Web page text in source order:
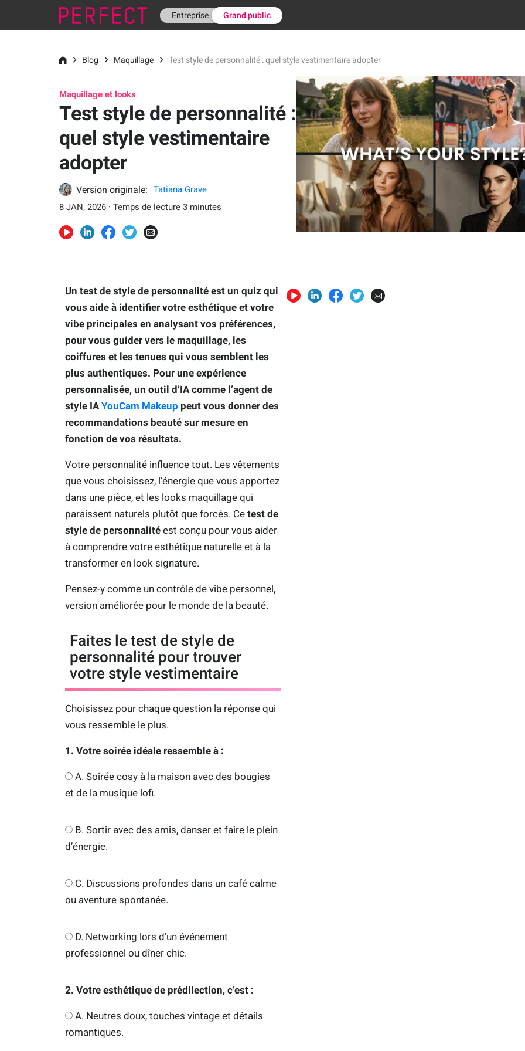
Entreprise Grand public
Blog Maquillage Test style de personnalité : quel style vestimentaire adopter
Maquillage et looks
Test style de personnalité :
quel style vestimentaire
adopter
Version originale:
Tatiana Grave
8 JAN, 2026 · Temps de lecture 3 minutes
Un test de style de personnalité est un quiz qui
vous aide à identifier votre esthétique et votre
vibe principales en analysant vos préférences,
pour vous guider vers le maquillage, les
coiffures et les tenues qui vous semblent les
plus authentiques. Pour une expérience
personnalisée, un outil d’IA comme l’agent de
style IAYouCam Makeup peut vous donner des
recommandations beauté sur mesure en
fonction de vos résultats.
Votre personnalité influence tout. Les vêtements
que vous choisissez, l’énergie que vous apportez
dans une pièce, et les looks maquillage qui
paraissent naturels plutôt que forcés. Ce test de
style de personnalitéest conçu pour vous aider
à comprendre votre esthétique naturelle et à la
transformer en look signature.
Pensez-y comme un contrôle de vibe personnel,
version améliorée pour le monde de la beauté.
Faites le test de style de
personnalité pour trouver
votre style vestimentaire
Choisissez pour chaque question la réponse qui
vous ressemble le plus.
1. Votre soirée idéale ressemble à :
A. Soirée cosy à la maison avec des bougies
et de la musique lofi.
B. Sortir avec des amis, danser et faire le plein
d’énergie.
C. Discussions profondes dans un café calme
ou aventure spontanée.
D. Networking lors d’un événement
professionnel ou dîner chic.
2. Votre esthétique de prédilection, c’est :
A. Neutres doux, touches vintage et détails
romantiques.